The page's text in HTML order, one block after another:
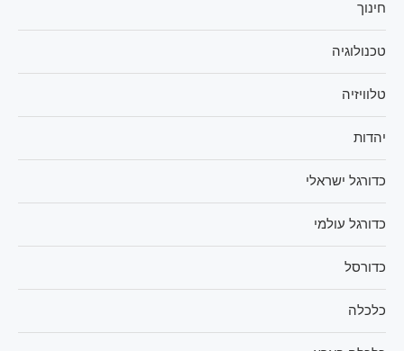
חינוך
טכנולוגיה
טלוויזיה
יהדות
כדורגל ישראלי
כדורגל עולמי
כדורסל
כלכלה